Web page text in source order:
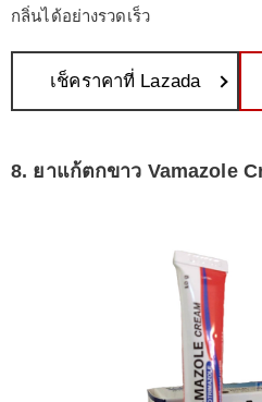
กลิ่นได้อย่างรวดเร็ว
เช็คราคาที่ Lazada
8. ยาแก้ตกขาว Vamazole